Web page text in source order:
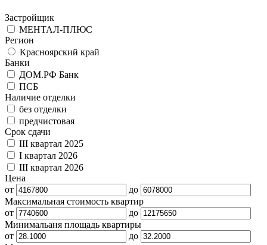
Застройщик
МЕНТАЛ-ПЛЮС
Регион
Красноярский край
Банки
ДОМ.РФ Банк
ПСБ
Наличие отделки
без отделки
предчистовая
Срок сдачи
III квартал 2025
I квартал 2026
III квартал 2026
Цена
от
до
Максимальная стоимость квартир
от
до
Минимальаня площадь квартиры
от
до